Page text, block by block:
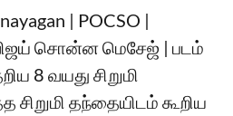
| POCSO |
சொன்ன மெசேஜ் | படம்
8 வயது சிறுமி
தந்தையிடம் கூறிய